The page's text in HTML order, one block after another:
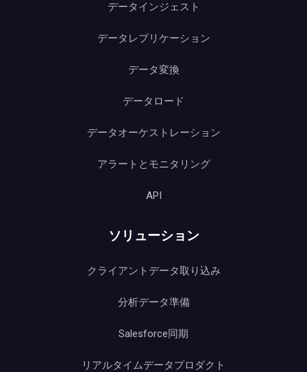
データインジェスト
データレプリケーション
データ変換
データロード
データオーケストレーション
アラートとモニタリング
API
ソリューション
クライアントデータ取り込み
分析データ準備
Salesforce同期
リアルタイムデータプロダクト